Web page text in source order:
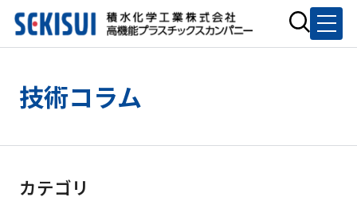
技術コラム
カテゴリ